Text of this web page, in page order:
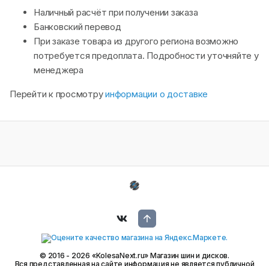
Наличный расчёт при получении заказа
Банковский перевод
При заказе товара из другого региона возможно
потребуется предоплата. Подробности уточняйте у
менеджера
Перейти к просмотруинформации о доставке
© 2016 - 2026 «KolesaNext.ru» Магазин шин и дисков.
Вся представленная на сайте информация не является публичной